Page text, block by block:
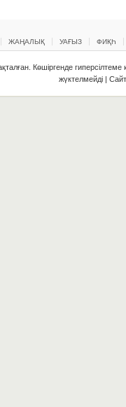
ЖАҢАЛЫҚ УАҒЫЗ ФИҚҺ
Көшіргенде гиперсілтеме
жүктелмейді |